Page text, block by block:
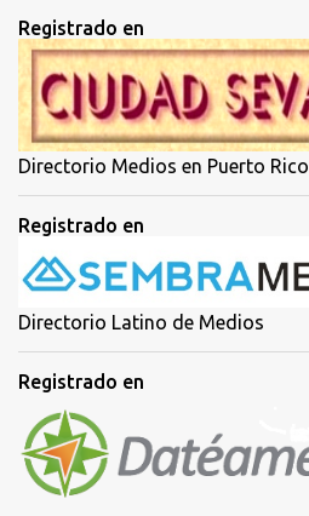
a
r
i
o
Registrado en
Directorio Medios en Puerto Rico
Registrado en
Directorio Latino de Medios
Registrado en